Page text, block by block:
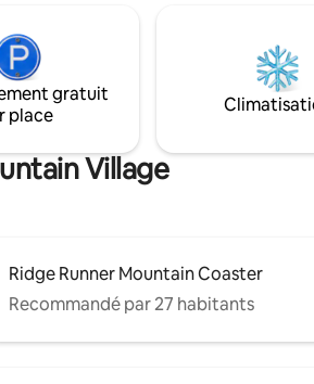
une
un
niveau et un emplacement
condo offre le meilleur des
mondes. cuisine entièrement
Parfaite escapade de
moderne.
gratuit
place
Village
Ridge Runner Mountain Coaster
Recommandé par 27 habitants